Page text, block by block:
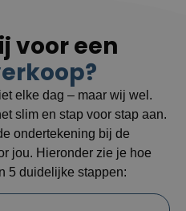
voor een
elke dag – maar wij wel.
slim en stap voor stap aan.
ondertekening bij de
jou. Hieronder zie je hoe
5 duidelijke stappen: